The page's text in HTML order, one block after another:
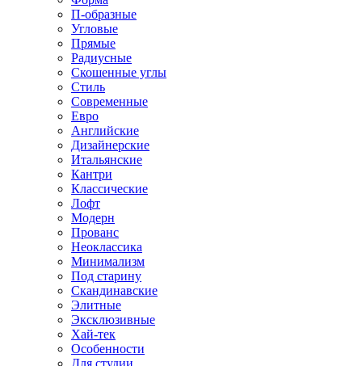
П-образные
Угловые
Прямые
Радиусные
Скошенные углы
Стиль
Современные
Евро
Английские
Дизайнерские
Итальянские
Кантри
Классические
Лофт
Модерн
Прованс
Неоклассика
Минимализм
Под старину
Скандинавские
Элитные
Эксклюзивные
Хай-тек
Особенности
Для студии